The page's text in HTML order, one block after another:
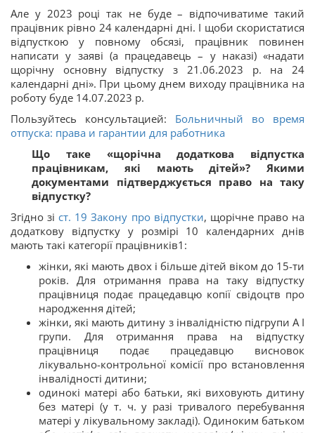
Але у 2023 році так не буде – відпочиватиме такий
працівник рівно 24 календарні дні. І щоби скористатися
відпусткою у повному обсязі, працівник повинен
написати у заяві (а працедавець – у наказі) «надати
щорічну основну відпустку з 21.06.2023 р. на 24
календарні дні». При цьому днем виходу працівника на
роботу буде 14.07.2023 р.
Пользуйтесь консультацией: Больничный во время
отпуска: права и гарантии для работника
Що таке «щорічна додаткова відпустка
працівникам, які мають дітей»? Якими
документами підтверджується право на таку
відпустку?
Згідно зіст. 19 Закону про відпустки, щорічне право на
додаткову відпустку у розмірі 10 календарних днів
мають такі категорії працівників1 :
жінки, які мають двох і більше дітей віком до 15-ти
років. Для отримання права на таку відпустку
працівниця подає працедавцю копії свідоцтв про
народження дітей;
жінки, які мають дитину з інвалідністю підгрупи А I
групи. Для отримання права на відпустку
працівниця подає працедавцю висновок
лікувально-контрольної комісії про встановлення
інвалідності дитини;
одинокі матері або батьки, які виховують дитину
без матері (у т. ч. у разі тривалого перебування
матері у лікувальному закладі). Одиноким батьком